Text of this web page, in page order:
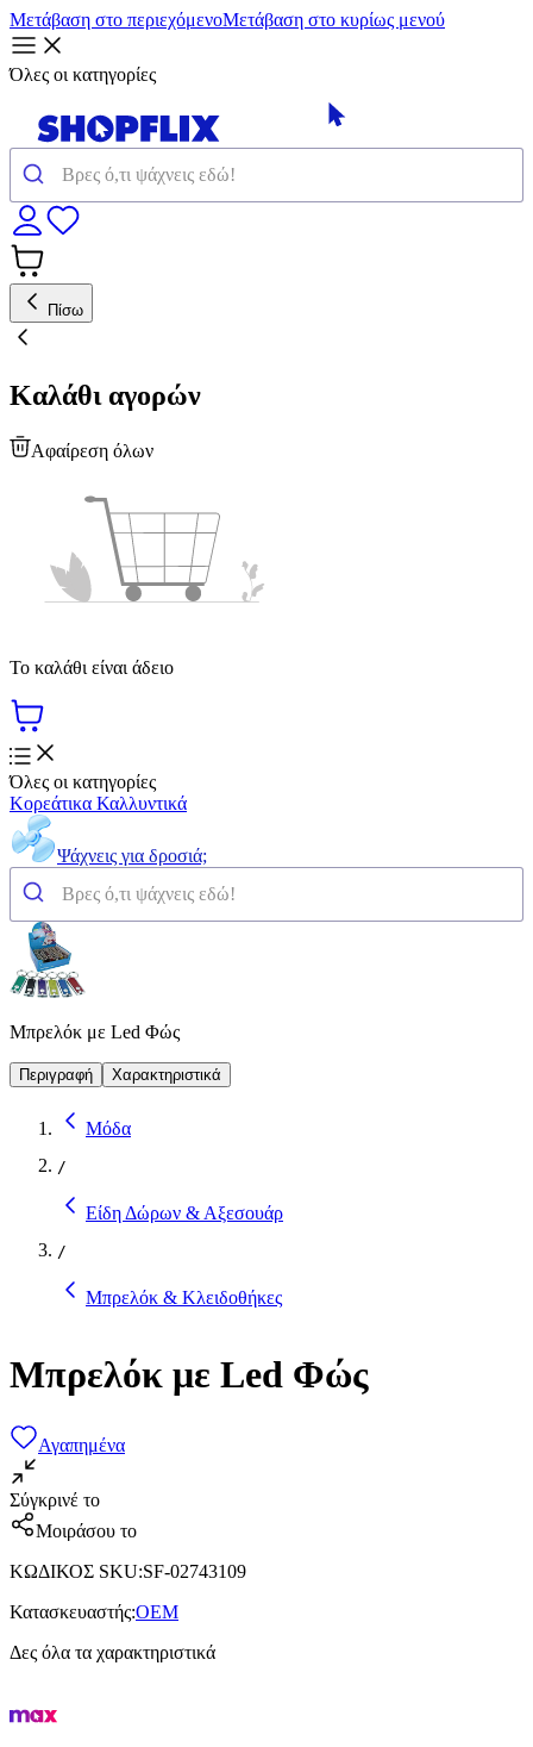
Μετάβαση στο περιεχόμενοΜετάβαση στο κυρίως μενού
Όλες οι κατηγορίες
Πίσω
Καλάθι αγορών
Αφαίρεση όλων
Το καλάθι είναι άδειο
Όλες οι κατηγορίες
Κορεάτικα Καλλυντικά
Ψάχνεις για δροσιά;
Μπρελόκ με Led Φώς
Περιγραφή Χαρακτηριστικά
Μόδα
/
Είδη Δώρων & Αξεσουάρ
/
Μπρελόκ & Κλειδοθήκες
Μπρελόκ με Led Φώς
Αγαπημένα
Σύγκρινέ το
Μοιράσου το
ΚΩΔΙΚΟΣ SKU:SF-02743109
Κατασκευαστής:OEM
Δες όλα τα χαρακτηριστικά